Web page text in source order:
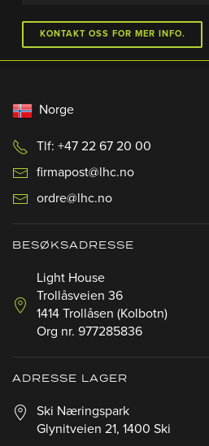
KONTAKT OSS FOR MER INFO.
Norge
Tlf: +47 22 67 20 00
firmapost@lhc.no
ordre@lhc.no
BESØKSADRESSE
Light House
Trollåsveien 36
1414 Trollåsen (Kolbotn)
Org nr. 977285836
ADRESSE LAGER
Ski Næringspark
Glynitveien 21, 1400 Ski